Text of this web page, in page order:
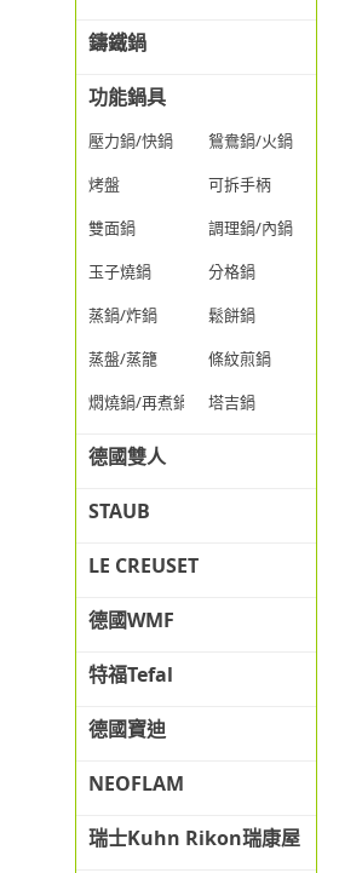
鑄鐵鍋
功能鍋具
壓力鍋/快鍋
鴛鴦鍋/火鍋
烤盤
可拆手柄
雙面鍋
調理鍋/內鍋
玉子燒鍋
分格鍋
蒸鍋/炸鍋
鬆餅鍋
蒸盤/蒸籠
條紋煎鍋
燜燒鍋/再煮鍋
塔吉鍋
德國雙人
STAUB
LE CREUSET
德國WMF
特福Tefal
德國寶迪
NEOFLAM
瑞士Kuhn Rikon瑞康屋